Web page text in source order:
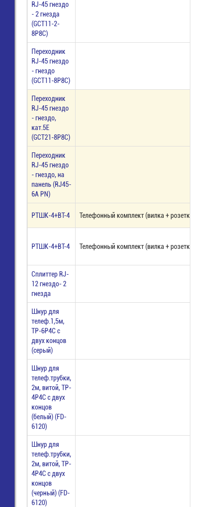
RJ-45 гнездо
- 2 гнезда
(GCT11-2-
8P8C)
Переходник
RJ-45 гнездо
- гнездо
(GCT11-8P8C)
Переходник
RJ-45 гнездо
- гнездо,
кат.5E
(GCT21-8P8C)
Переходник
RJ-45 гнездо
- гнездо, на
панель (RJ45-
6A PN)
РТШК-4+ВТ-4 Телефонный комплект (вилка + розетка),
РТШК-4+ВТ-4 Телефонный комплект (вилка + розетка),
Сплиттер RJ-
12 гнездо- 2
гнезда
Шнур для
телеф.1,5м,
TP-6P4C с
двух концов
(серый)
Шнур для
телеф.трубки,
2м, витой, TP-
4P4C с двух
концов
(белый) (FD-
6120)
Шнур для
телеф.трубки,
2м, витой, TP-
4P4C с двух
концов
(черный) (FD-
6120)